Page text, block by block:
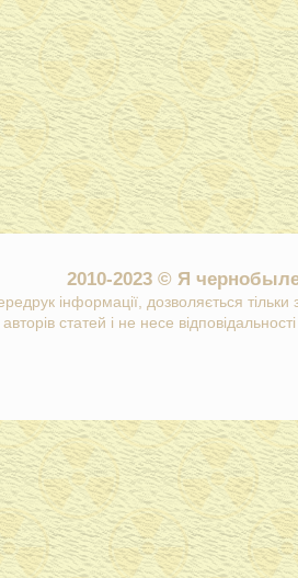
2010-2023 © Я
інформації, дозволяється
статей і не несе